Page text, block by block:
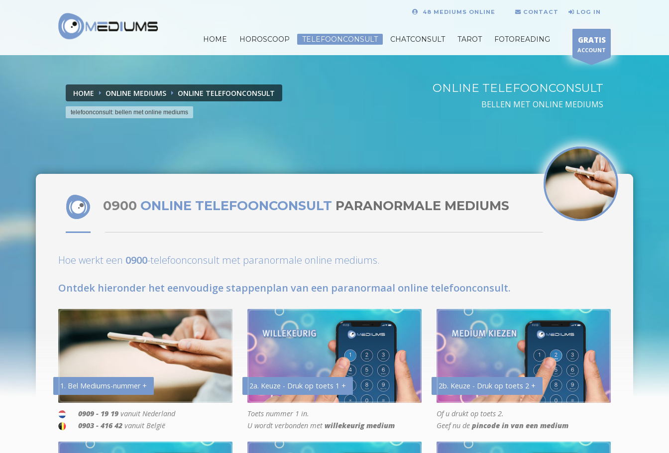
48 MEDIUMS ONLINE CONTACT LOG IN
HOME HOROSCOOP TELEFOONCONSULT CHATCONSULT TAROT FOTOREADING GRATIS
ACCOUNT
HOME ONLINE MEDIUMS ONLINE TELEFOONCONSULT
telefoonconsult: bellen met online mediums
ONLINE TELEFOONCONSULT
BELLEN MET ONLINE MEDIUMS
0900 ONLINE TELEFOONCONSULT PARANORMALE MEDIUMS
Hoe werkt een 0900-telefoonconsult met paranormale online mediums.
Ontdek hieronder het eenvoudige stappenplan van een paranormaal online telefoonconsult.
1. Bel Mediums-nummer +
0909 - 19 19 vanuit Nederland
0903 - 416 42 vanuit België
2a. Keuze - Druk op toets 1 +
Toets nummer 1 in.
U wordt verbonden met willekeurig medium
2b. Keuze - Druk op toets 2 +
Of u drukt op toets 2.
Geef nu de pincode in van een medium